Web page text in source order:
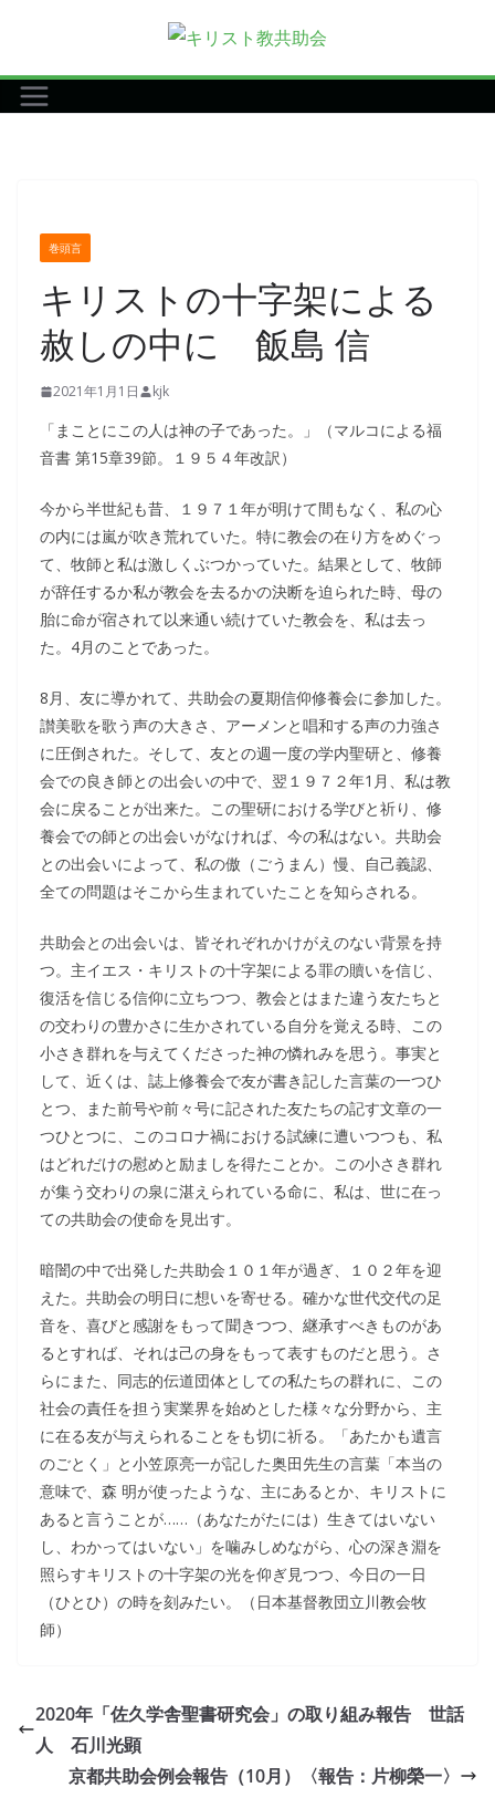
テ
ン
巻頭言
キリストの十字架による
赦しの中に 飯島 信
2021年1月1日 kjk
「まことにこの人は神の子であった。」（マルコによる福
音書 第15章39節。１９５４年改訳）
今から半世紀も昔、１９７１年が明けて間もなく、私の心
の内には嵐が吹き荒れていた。特に教会の在り方をめぐっ
て、牧師と私は激しくぶつかっていた。結果として、牧師
が辞任するか私が教会を去るかの決断を迫られた時、母の
胎に命が宿されて以来通い続けていた教会を、私は去っ
た。4月のことであった。
8月、友に導かれて、共助会の夏期信仰修養会に参加した。
讃美歌を歌う声の大きさ、アーメンと唱和する声の力強さ
に圧倒された。そして、友との週一度の学内聖研と、修養
会での良き師との出会いの中で、翌１９７２年1月、私は教
会に戻ることが出来た。この聖研における学びと祈り、修
養会での師との出会いがなければ、今の私はない。共助会
との出会いによって、私の傲（ごうまん）慢、自己義認、
全ての問題はそこから生まれていたことを知らされる。
共助会との出会いは、皆それぞれかけがえのない背景を持
つ。主イエス・キリストの十字架による罪の贖いを信じ、
復活を信じる信仰に立ちつつ、教会とはまた違う友たちと
の交わりの豊かさに生かされている自分を覚える時、この
小さき群れを与えてくださった神の憐れみを思う。事実と
して、近くは、誌上修養会で友が書き記した言葉の一つひ
とつ、また前号や前々号に記された友たちの記す文章の一
つひとつに、このコロナ禍における試練に遭いつつも、私
はどれだけの慰めと励ましを得たことか。この小さき群れ
が集う交わりの泉に湛えられている命に、私は、世に在っ
ての共助会の使命を見出す。
暗闇の中で出発した共助会１０１年が過ぎ、１０２年を迎
えた。共助会の明日に想いを寄せる。確かな世代交代の足
音を、喜びと感謝をもって聞きつつ、継承すべきものがあ
るとすれば、それは己の身をもって表すものだと思う。さ
らにまた、同志的伝道団体としての私たちの群れに、この
社会の責任を担う実業界を始めとした様々な分野から、主
に在る友が与えられることをも切に祈る。「あたかも遺言
のごとく」と小笠原亮一が記した奥田先生の言葉「本当の
意味で、森 明が使ったような、主にあるとか、キリストに
あると言うことが……（あなたがたには）生きてはいない
し、わかってはいない」を噛みしめながら、心の深き淵を
照らすキリストの十字架の光を仰ぎ見つつ、今日の一日
（ひとひ）の時を刻みたい。（日本基督教団立川教会牧
師）
2020年「佐久学舎聖書研究会」の取り組み報告 世話
人 石川光顕
京都共助会例会報告（10月）〈報告：片柳榮一〉